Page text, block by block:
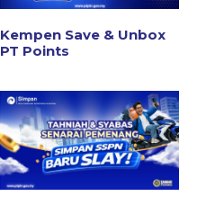
Kempen Save & Unbox
PT Points